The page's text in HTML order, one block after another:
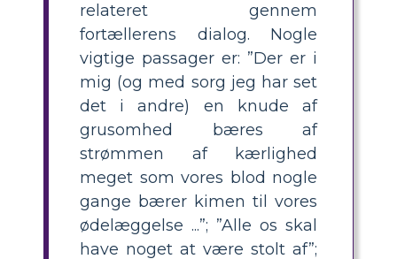
relateret gennem
fortællerens dialog. Nogle
vigtige passager er: ”Der er i
mig (og med sorg jeg har set
det i andre) en knude af
grusomhed bæres af
strømmen af ​​kærlighed
meget som vores blod nogle
gange bærer kimen til vores
ødelæggelse ...”; ”Alle os skal
have noget at være stolt af”;